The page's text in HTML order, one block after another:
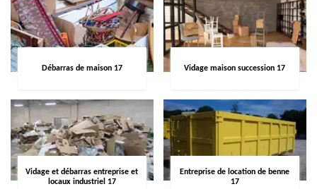
Débarras de maison 17 Vidage maison succession 17
Vidage et débarras entreprise et
locaux industriel 17
Entreprise de location de benne
17